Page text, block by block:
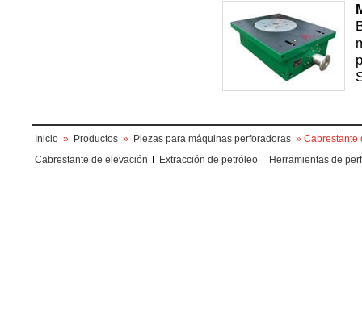
Inicio » Productos » Piezas para máquinas perforadoras » Cabrestante
Cabrestante de elevación
Extracción de petróleo Herramientas de